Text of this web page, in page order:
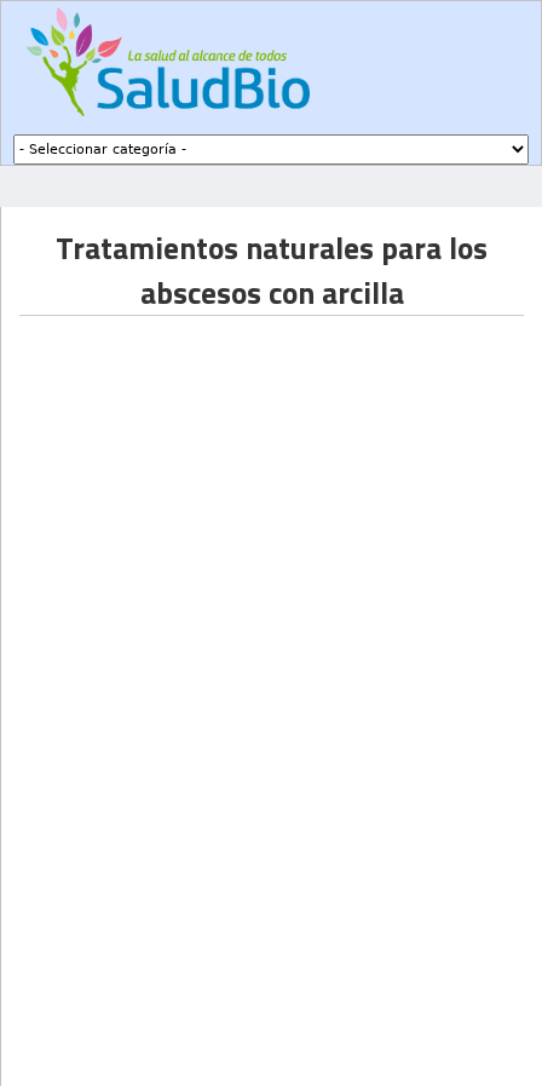
Tratamientos naturales para los
abscesos con arcilla